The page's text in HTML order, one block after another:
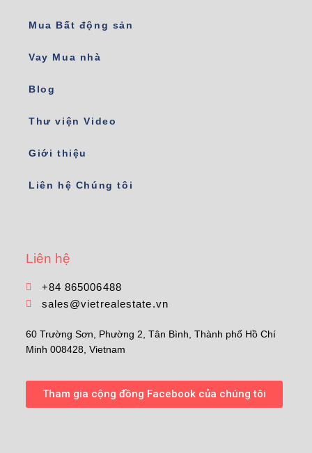
Mua Bất động sản
Vay Mua nhà
Blog
Thư viện Video
Giới thiệu
Liên hệ Chúng tôi
Liên hệ
+84 865006488
sales@vietrealestate.vn
60 Trường Sơn, Phường 2, Tân Bình, Thành phố Hồ Chí
Minh 008428, Vietnam
Tham gia cộng đồng Facebook của chúng tôi